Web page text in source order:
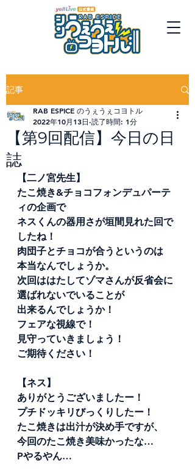
記事
【第9回配信】今日の日
誌
RAB ESPICE のうぇうぇコヨトル
2022年10月13日 読了時間: 1分
【二ノ宮先生】
たこ焼き&チョコフォンデュパーテ
ィの企画で
ネスくんの器用さが垣間見れた回で
したね！
肉団子とチョコが合うというのは
本当なんでしょうか。
次回ははたしてゾマさんが反省会に
選ばれないでいることが
出来るんでしょうか！
フェアな視線で！
見守っていきましょう！
ご期待ください！
【ネス】
ありがとうございましたー！
プチドッキリびっくりしたー！
たこ焼きは出汁が決め手ですが、
今回のたこ焼き美味かったな…
Pやるやん…